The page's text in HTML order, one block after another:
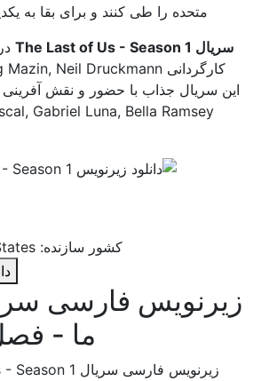
متحده را طی کنند و برای بقا به
سریال The Last of Us - Season 1
این سریال جذاب با حضور و نقش آفرینی
کشور سازنده: Canada, United States
زیرنویس فارسی
ما - فصل 1